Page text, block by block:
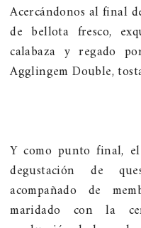
Acercándonos al final
de bellota fresco,
calabaza y regado
Agglingem Double,
Y como punto final,
degustación de
acompañado de
maridado con la